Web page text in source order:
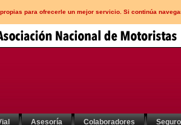
para ofrecerle un mejor servicio. Si continúa
Asesoría Colaboradores